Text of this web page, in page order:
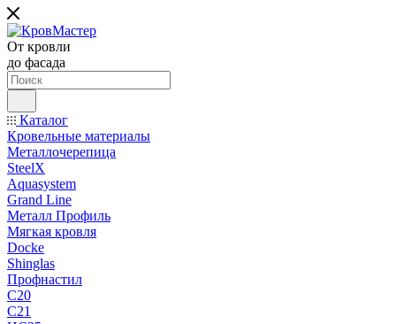
От кровли
до фасада
Каталог
Кровельные материалы
Металлочерепица
SteelX
Aquasystem
Grand Line
Металл Профиль
Мягкая кровля
Docke
Shinglas
Профнастил
C20
C21